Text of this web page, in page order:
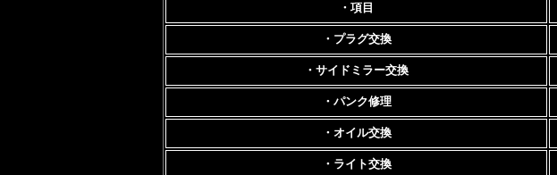
・項目
・プラグ交換
・サイドミラー交換
・パンク修理
・オイル交換
・ライト交換